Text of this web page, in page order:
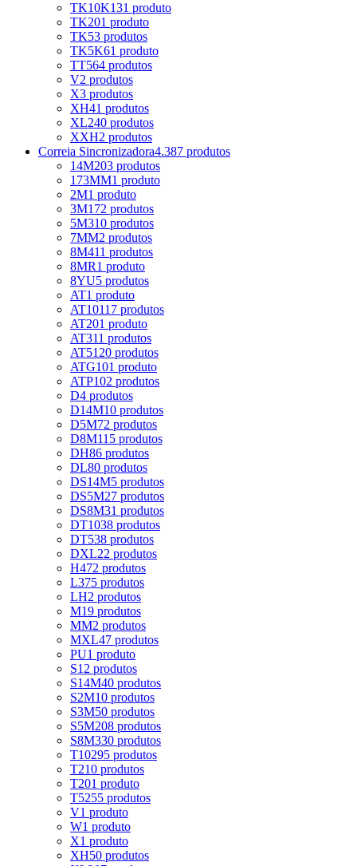
TK10K131 produto
TK201 produto
TK53 produtos
TK5K61 produto
TT564 produtos
V2 produtos
X3 produtos
XH41 produtos
XL240 produtos
XXH2 produtos
Correia Sincronizadora4.387 produtos
14M203 produtos
173MM1 produto
2M1 produto
3M172 produtos
5M310 produtos
7MM2 produtos
8M411 produtos
8MR1 produto
8YU5 produtos
AT1 produto
AT10117 produtos
AT201 produto
AT311 produtos
AT5120 produtos
ATG101 produto
ATP102 produtos
D4 produtos
D14M10 produtos
D5M72 produtos
D8M115 produtos
DH86 produtos
DL80 produtos
DS14M5 produtos
DS5M27 produtos
DS8M31 produtos
DT1038 produtos
DT538 produtos
DXL22 produtos
H472 produtos
L375 produtos
LH2 produtos
M19 produtos
MM2 produtos
MXL47 produtos
PU1 produto
S12 produtos
S14M40 produtos
S2M10 produtos
S3M50 produtos
S5M208 produtos
S8M330 produtos
T10295 produtos
T210 produtos
T201 produto
T5255 produtos
V1 produto
W1 produto
X1 produto
XH50 produtos